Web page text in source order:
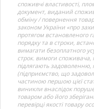
споживчі властивості,
документ, виданий
обміну / повернення
законом України «про
протягом встановленого
порядку та в строки,
вимагати безоплатного
строк. вимоги
підлягають
(підприємство, що
частиною першою цієї
виникли внаслідок
товаром або його
перевірці якості товару